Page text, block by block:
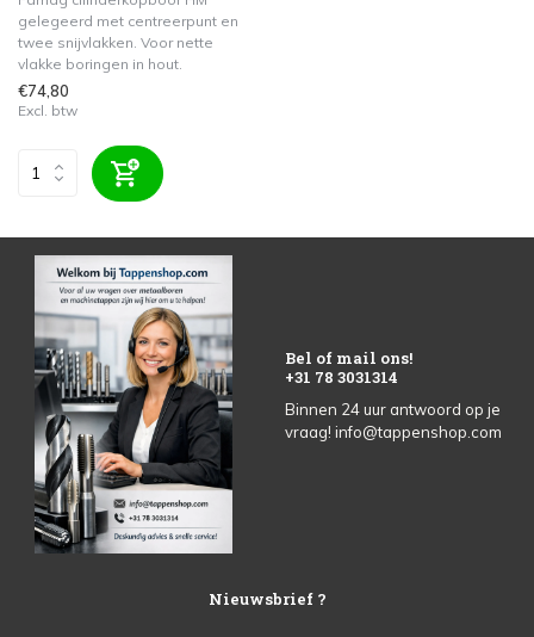
gelegeerd met centreerpunt en
twee snijvlakken. Voor nette
vlakke boringen in hout.
€74,80
Excl. btw
Bel of mail ons!
+31 78 3031314
Binnen 24 uur antwoord op je
vraag! info@tappenshop.com
Nieuwsbrief ?